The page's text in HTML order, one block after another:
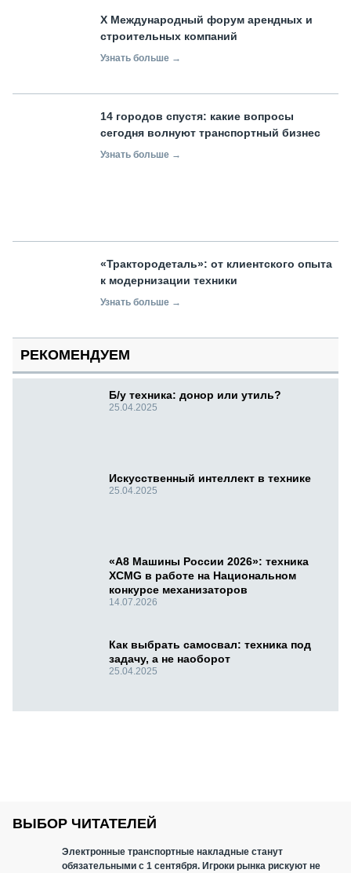
X Международный форум арендных и
строительных компаний
Узнать больше →
14 городов спустя: какие вопросы
сегодня волнуют транспортный бизнес
Узнать больше →
«Трактородеталь»: от клиентского опыта
к модернизации техники
Узнать больше →
РЕКОМЕНДУЕМ
Б/у техника: донор или утиль?
25.04.2025
Искусственный интеллект в технике
25.04.2025
«А8 Машины России 2026»: техника
XCMG в работе на Национальном
конкурсе механизаторов
14.07.2026
Как выбрать самосвал: техника под
задачу, а не наоборот
25.04.2025
ВЫБОР ЧИТАТЕЛЕЙ
Электронные транспортные накладные станут
обязательными с 1 сентября. Игроки рынка рискуют не